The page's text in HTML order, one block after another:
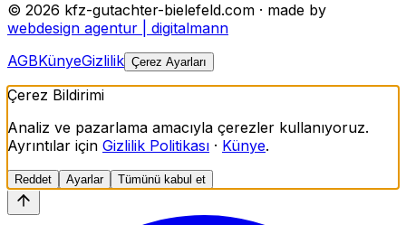
© 2026 kfz-gutachter-bielefeld.com · made by
webdesign agentur | digitalmann
AGBKünyeGizlilik Çerez Ayarları
Çerez Bildirimi
Analiz ve pazarlama amacıyla çerezler kullanıyoruz.
Ayrıntılar için Gizlilik Politikası · Künye.
Reddet Ayarlar Tümünü kabul et